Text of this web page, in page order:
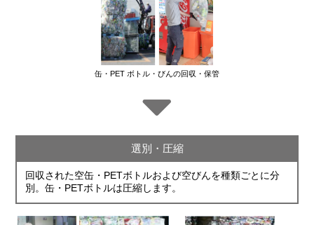
缶・PET ボトル・びんの回収・保管
選別・圧縮
回収された空缶・PETボトルおよび空びんを種類ごとに分
別。缶・PETボトルは圧縮します。